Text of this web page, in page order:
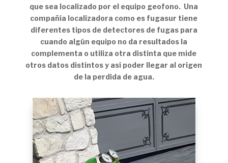
que sea localizado por el equipo geofono. Una
compañía localizadora como es fugasur tiene
diferentes tipos de detectores de fugas para
cuando algún equipo no da resultados la
complementa o utiliza otra distinta que mide
otros datos distintos y así poder llegar al origen
de la perdida de agua.